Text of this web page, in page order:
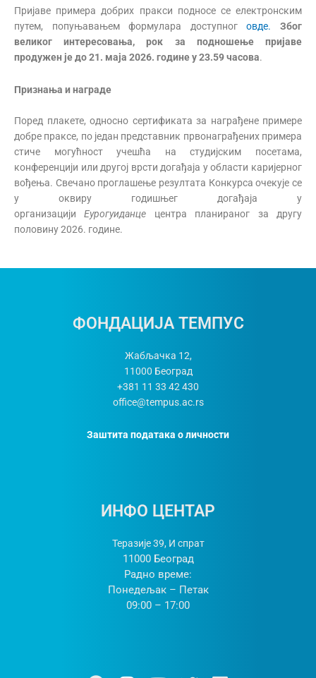
Пријаве примера добрих пракси подносе се електронским
путем, попуњавањем формулара доступноговде.
Због
великог интересовања, рок за подношење пријаве
продужен је до 21. маја 2026. годинеу23.59 часова.
Признања и награде
Поред плакете, односно сертификата за награђене примере
добре праксе, по један представник првонаграђених примера
стиче могућност учешћа на студијским посетама,
конференцији или другој врсти догађаја у области каријерног
вођења. Свечано проглашење резултата Конкурса очекује се
у оквиру годишњег догађаја у
организацијиЕурогуиданце центра планираног за другу
половину 2026. године.
ФОНДАЦИЈА ТЕМПУС
Жабљачка 12,
11000 Београд
+381 11 33 42 430
office@tempus.ac.rs
Заштита података о личности
ИНФО ЦЕНТАР
Теразије 39, И спрат
11000 Београд
Радно време:
Понедељак – Петак
09:00 – 17:00